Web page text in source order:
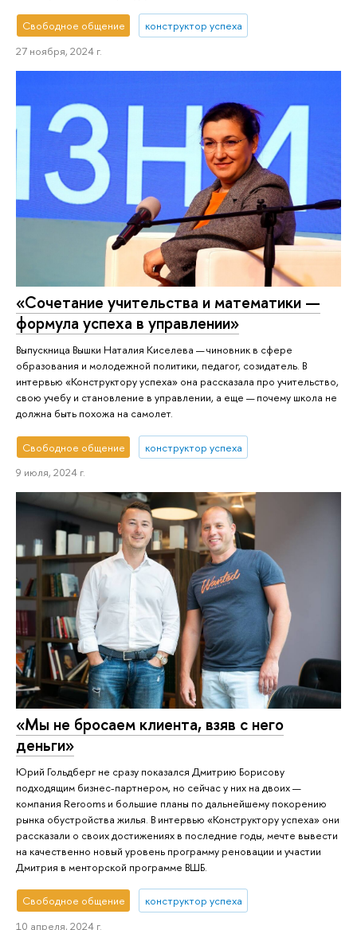
Свободное общение
конструктор успеха
27 ноября, 2024 г.
«Сочетание учительства и математики —
формула успеха в управлении»
Выпускница Вышки Наталия Киселева — чиновник в сфере
образования и молодежной политики, педагог, созидатель. В
интервью «Конструктору успеха» она рассказала про учительство,
свою учебу и становление в управлении, а еще — почему школа не
должна быть похожа на самолет.
Свободное общение
конструктор успеха
9 июля, 2024 г.
«Мы не бросаем клиента, взяв с него
деньги»
Юрий Гольдберг не сразу показался Дмитрию Борисову
подходящим бизнес-партнером, но сейчас у них на двоих —
компания Rerooms и большие планы по дальнейшему покорению
рынка обустройства жилья. В интервью «Конструктору успеха» они
рассказали о своих достижениях в последние годы, мечте вывести
на качественно новый уровень программу реновации и участии
Дмитрия в менторской программе ВШБ.
Свободное общение
конструктор успеха
10 апреля, 2024 г.